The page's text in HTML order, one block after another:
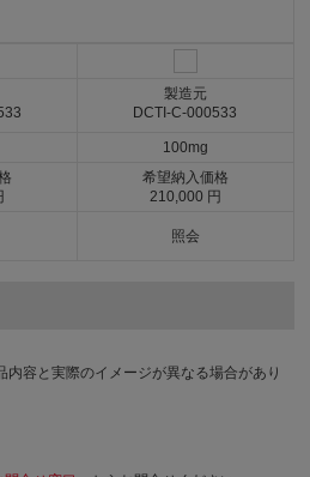
製造元
DCTI-C-000533
100mg
希望納入価格
210,000 円
照会
容と実際のイメージが異なる場合があり